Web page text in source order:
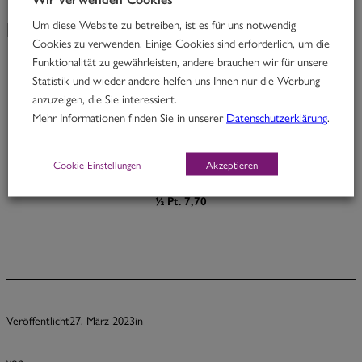
KW 13/23
Rindfleisch in Kurkuma-Aprikosen-Linsencurry & Süßkartoffeln
M, O
½ Pt. 7,70
Veröffentlicht27. März 2023in
Um diese Website zu betreiben, ist es für uns notwendig
Cookies zu verwenden. Einige Cookies sind erforderlich, um die
Funktionalität zu gewährleisten, andere brauchen wir für unsere
Statistik und wieder andere helfen uns Ihnen nur die Werbung
anzuzeigen, die Sie interessiert.
Mehr Informationen finden Sie in unsererDatenschutzerklärung
Cookie Einstellungen Akzeptieren